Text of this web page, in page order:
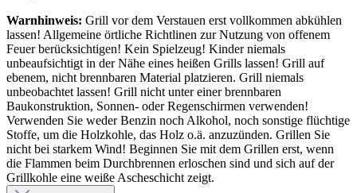
Warnhinweis: Grill vor dem Verstauen erst vollkommen abkühlen
lassen! Allgemeine örtliche Richtlinen zur Nutzung von offenem
Feuer berücksichtigen! Kein Spielzeug! Kinder niemals
unbeaufsichtigt in der Nähe eines heißen Grills lassen! Grill auf
ebenem, nicht brennbaren Material platzieren. Grill niemals
unbeobachtet lassen! Grill nicht unter einer brennbaren
Baukonstruktion, Sonnen- oder Regenschirmen verwenden!
Verwenden Sie weder Benzin noch Alkohol, noch sonstige flüchtige
Stoffe, um die Holzkohle, das Holz o.ä. anzuzünden. Grillen Sie
nicht bei starkem Wind! Beginnen Sie mit dem Grillen erst, wenn
die Flammen beim Durchbrennen erloschen sind und sich auf der
Grillkohle eine weiße Ascheschicht zeigt.